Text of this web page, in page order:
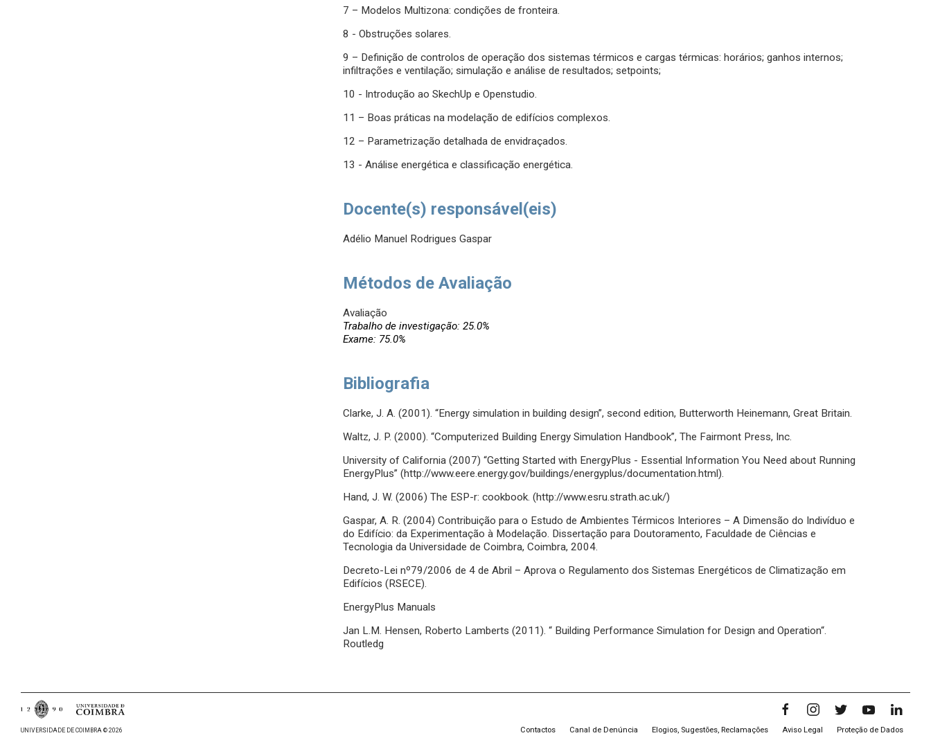
7 – Modelos Multizona: condições de fronteira.
8 - Obstruções solares.
9 – Definição de controlos de operação dos sistemas térmicos e cargas térmicas: horários; ganhos internos;
infiltrações e ventilação; simulação e análise de resultados; setpoints;
10 - Introdução ao SkechUp e Openstudio.
11 – Boas práticas na modelação de edifícios complexos.
12 – Parametrização detalhada de envidraçados.
13 - Análise energética e classificação energética.
Docente(s) responsável(eis)
Adélio Manuel Rodrigues Gaspar
Métodos de Avaliação
Avaliação
Trabalho de investigação: 25.0%
Exame: 75.0%
Bibliografia
Clarke, J. A. (2001). “Energy simulation in building design”, second edition, Butterworth Heinemann, Great Britain.
Waltz, J. P. (2000). “Computerized Building Energy Simulation Handbook”, The Fairmont Press, Inc.
University of California (2007) “Getting Started with EnergyPlus - Essential Information You Need about Running
EnergyPlus” (http://www.eere.energy.gov/buildings/energyplus/documentation.html).
Hand, J. W. (2006) The ESP-r: cookbook. (http://www.esru.strath.ac.uk/)
Gaspar, A. R. (2004) Contribuição para o Estudo de Ambientes Térmicos Interiores – A Dimensão do Indivíduo e
do Edifício: da Experimentação à Modelação. Dissertação para Doutoramento, Faculdade de Ciências e
Tecnologia da Universidade de Coimbra, Coimbra, 2004.
Decreto-Lei nº79/2006 de 4 de Abril – Aprova o Regulamento dos Sistemas Energéticos de Climatização em
Edifícios (RSECE).
EnergyPlus Manuals
Jan L.M. Hensen, Roberto Lamberts (2011). “ Building Performance Simulation for Design and Operation“.
Routledg
UNIVERSIDADE DE COIMBRA © 2026 Contactos Canal de Denúncia Elogios, Sugestões, Reclamações Aviso Legal Proteção de Dados